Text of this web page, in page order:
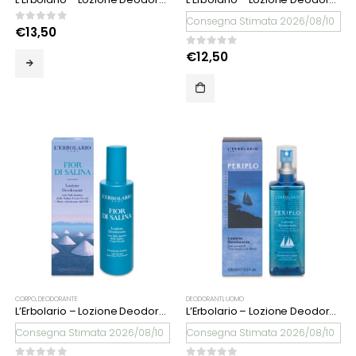
0Su 5
€13,50
Consegna Stimata 2026/08/10
0Su 5
€12,50
CORPO,DEODORANTE
L’Erbolario – Lozione Deodorante Fior di Salina
Consegna Stimata 2026/08/10
DEODORANTI,UOMO
L’Erbolario – Lozione Deodorante Periplo
Consegna Stimata 2026/08/10